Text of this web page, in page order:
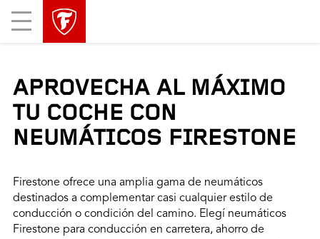
Mobile
Menu
APROVECHA AL MÁXIMO
TU COCHE CON
NEUMÁTICOS FIRESTONE
Firestone ofrece una amplia gama de neumáticos
destinados a complementar casi cualquier estilo de
conducción o condición del camino. Elegí neumáticos
Firestone para conducción en carretera, ahorro de